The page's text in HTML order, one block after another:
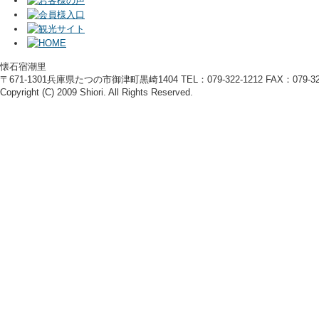
懐石宿潮里
〒671-1301兵庫県たつの市御津町黒崎1404 TEL：079-322-1212 FAX：079-
Copyright (C) 2009 Shiori. All Rights Reserved.